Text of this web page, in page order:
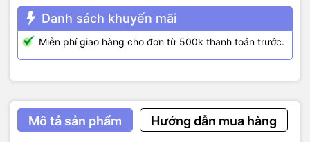
Danh sách khuyến mãi
Miễn phí giao hàng cho đơn từ 500k thanh toán trước.
Mô tả sản phẩm Hướng dẫn mua hàng